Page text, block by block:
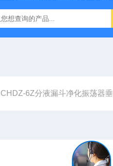
箱YQX-I半自动厌氧培养箱
CHDZ-6Z分液漏斗净化振荡器